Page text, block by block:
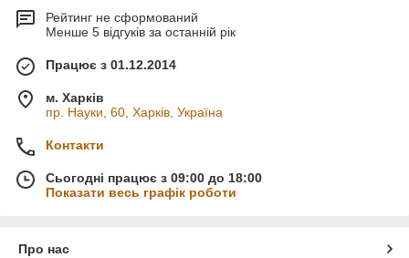
Рейтинг не сформований
Менше 5 відгуків за останній рік
Працює з 01.12.2014
м. Харків
пр. Науки, 60, Харків, Україна
Контакти
Сьогодні працює з 09:00 до 18:00
Показати весь графік роботи
Про нас